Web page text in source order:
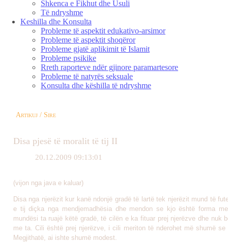
Shkenca e Fikhut dhe Usuli
Të ndryshme
Keshilla dhe Konsulta
Probleme të aspektit edukativo-arsimor
Probleme të aspektit shoqëror
Probleme gjatë aplikimit të Islamit
Probleme psikike
Rreth raporteve ndër gjinore paramartesore
Probleme të natyrës seksuale
Konsulta dhe këshilla të ndryshme
Artikuj / Sire
Disa pjesë të moralit të tij II
20.12.2009 09:13:01
(vijon nga java e kaluar)
Disa nga njerëzit kur kanë ndonjë gradë të lartë tek njerëzit mund të
e tij diçka nga mendjemadhësia dhe mendon se kjo është forma
mundësi ta ruajë këtë gradë, të cilën e ka fituar prej njerëzve dhe nuk
me ta. Cili është prej njerëzve, i cili meriton të nderohet më shumë se
Megjithatë, ai ishte shumë modest.